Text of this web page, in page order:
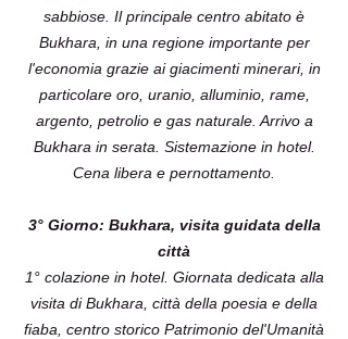
sabbiose. Il principale centro abitato è
Bukhara, in una regione importante per
l'economia grazie ai giacimenti minerari, in
particolare oro, uranio, alluminio, rame,
argento, petrolio e gas naturale. Arrivo a
Bukhara in serata. Sistemazione in hotel.
Cena libera e pernottamento.
3° Giorno: Bukhara, visita guidata della
città
1° colazione in hotel. Giornata dedicata alla
visita di Bukhara, città della poesia e della
fiaba, centro storico Patrimonio del'Umanità